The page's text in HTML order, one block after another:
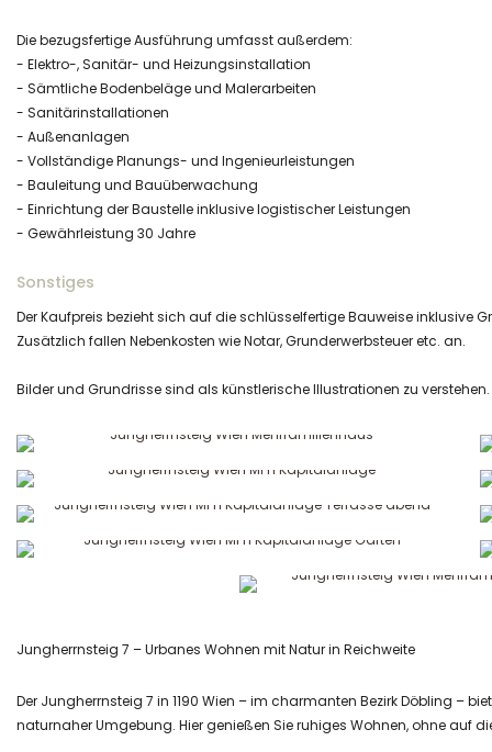
Die bezugsfertige Ausführung umfasst außerdem:
- Elektro-, Sanitär- und Heizungsinstallation
- Sämtliche Bodenbeläge und Malerarbeiten
- Sanitärinstallationen
- Außenanlagen
- Vollständige Planungs- und Ingenieurleistungen
- Bauleitung und Bauüberwachung
- Einrichtung der Baustelle inklusive logistischer Leistungen
- Gewährleistung 30 Jahre
Sonstiges
Der Kaufpreis bezieht sich auf die schlüsselfertige Bauweise inklusive
Zusätzlich fallen Nebenkosten wie Notar, Grunderwerbsteuer etc. an.
Bilder und Grundrisse sind als künstlerische Illustrationen zu verstehen.
Jungherrnsteig 7 – Urbanes Wohnen mit Natur in Reichweite
Der Jungherrnsteig 7 in 1190 Wien – im charmanten Bezirk Döbling –
naturnaher Umgebung. Hier genießen Sie ruhiges Wohnen, ohne auf